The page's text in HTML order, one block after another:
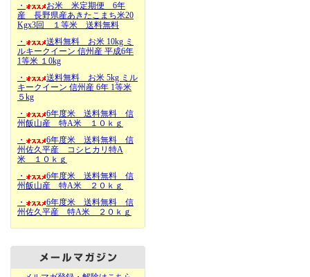
・
お米 米定期便 6年
産 長野県産あきたこまち米20
Kgx3回 １等米 送料無料
・
送料無料 お米 10kg ミ
ルキークイーン 信州産 平成6年
1等米 １0kg
・
送料無料 お米 5kg ミル
キークイーン 信州産 6年 1等米
５kg
・
6年度米 送料無料 信
州飯山産 特A米 １０ｋｇ
・
6年度米 送料無料 信
州佐久平産 コシヒカリ特A
米 １０ｋｇ
・
6年度米 送料無料 信
州飯山産 特A米 ２０ｋｇ
・
6年度米 送料無料 信
州佐久平産 特A米 ２０ｋｇ